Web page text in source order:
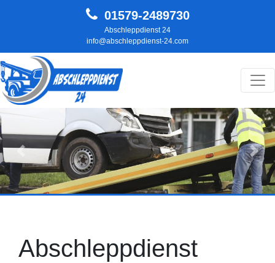
01579-2489730
Abschleppdienst 24
info@abschleppdienst-24.com
Hauptnavigation
Zurück
Abschleppdienst